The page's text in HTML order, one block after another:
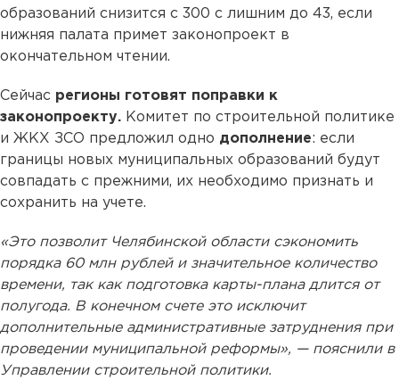
образований снизится с 300 с лишним до 43, если
нижняя палата примет законопроект в
окончательном чтении.
Сейчас регионы готовят поправки к
законопроекту. Комитет по строительной политике
и ЖКХ ЗСО предложил одно дополнение: если
границы новых муниципальных образований будут
совпадать с прежними, их необходимо признать и
сохранить на учете.
«Это позволит Челябинской области сэкономить
порядка 60 млн рублей и значительное количество
времени, так как подготовка карты-плана длится от
полугода. В конечном счете это исключит
дополнительные административные затруднения при
проведении муниципальной реформы», — пояснили в
Управлении строительной политики.